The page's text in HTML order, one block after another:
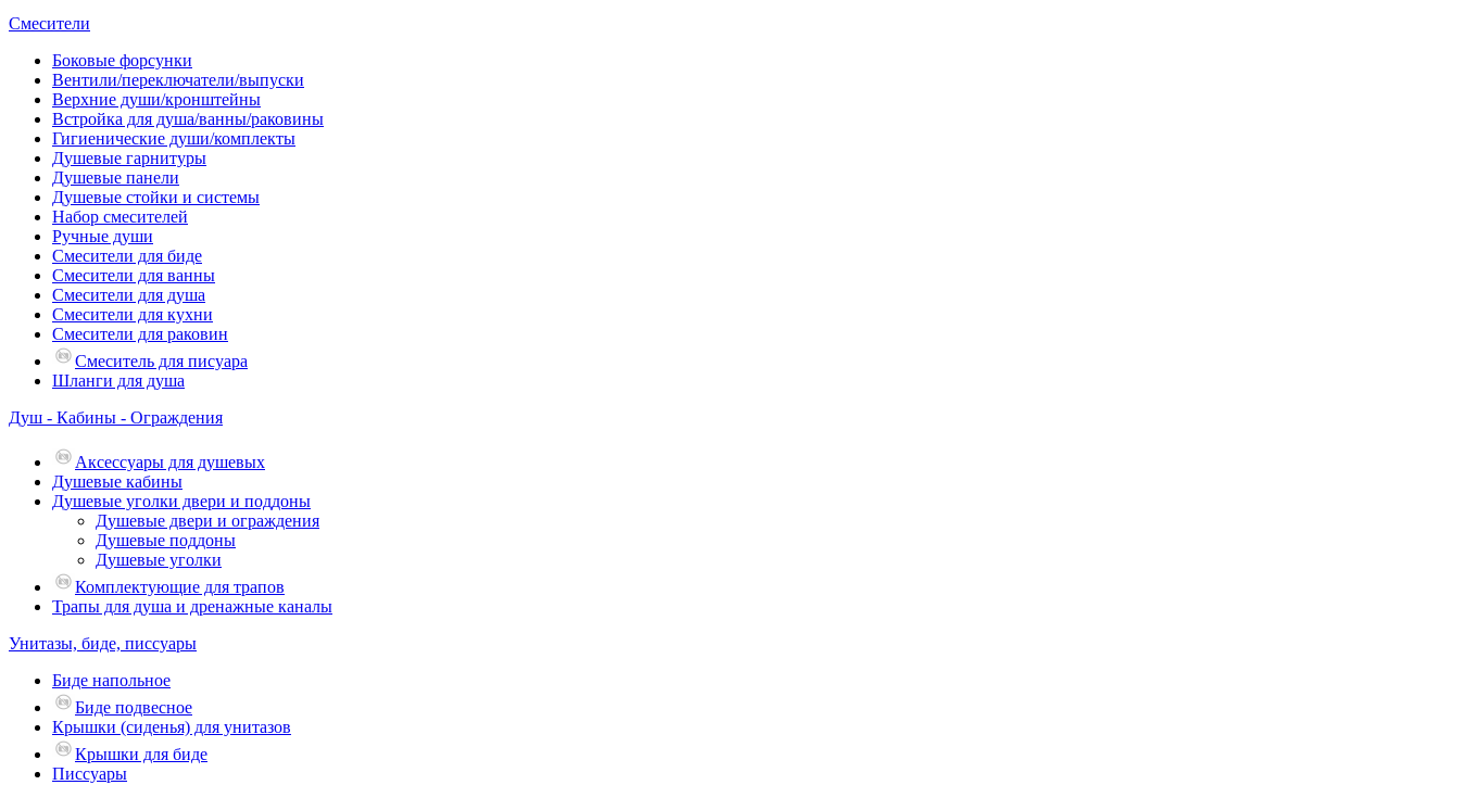
Смесители
Боковые форсунки
Вентили/переключатели/выпуски
Верхние души/кронштейны
Встройка для душа/ванны/раковины
Гигиенические души/комплекты
Душевые гарнитуры
Душевые панели
Душевые стойки и системы
Набор смесителей
Ручные души
Смесители для биде
Смесители для ванны
Смесители для душа
Смесители для кухни
Смесители для раковин
Смеситель для писуара
Шланги для душа
Душ - Кабины - Ограждения
Аксессуары для душевых
Душевые кабины
Душевые уголки двери и поддоны
Душевые двери и ограждения
Душевые поддоны
Душевые уголки
Комплектующие для трапов
Трапы для душа и дренажные каналы
Унитазы, биде, писсуары
Биде напольное
Биде подвесное
Крышки (сиденья) для унитазов
Крышки для биде
Писсуары